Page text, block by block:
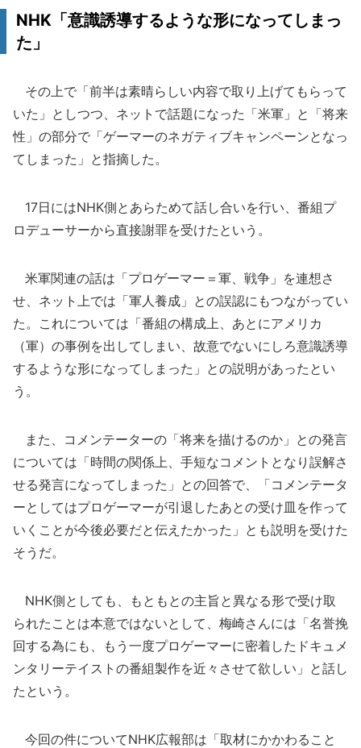
NHK「意識誘導するような形になってしまっ
た」
その上で「前半は素晴らしい内容で取り上げてもらって
いた」としつつ、ネットで話題になった「米軍」と「将来
性」の部分で「ゲーマーのネガティブキャンペーンとなっ
てしまった」と指摘した。
17日にはNHK側とあらためて話し合いを行い、番組プ
ロデューサーから直接謝罪を受けたという。
米軍関連の話は「プロゲーマー＝軍、戦争」を連想さ
せ、ネット上では「軍人養成」との誤認にもつながってい
た。これについては「番組の構成上、あとにアメリカ
（軍）の事例を出してしまい、故意でないにしろ意識誘導
するような形になってしまった」との説明があったとい
う。
また、コメンテーターの「将来を描けるのか」との発言
については「時間の関係上、手短なコメントとなり誤解さ
せる発言になってしまった」との回答で、「コメンテータ
ーとしてはプロゲーマーが引退したあとの受け皿を作って
いくことが今後必要だと伝えたかった」とも説明を受けた
そうだ。
NHK側としても、もともとの主旨と異なる形で受け取
られたことは本意ではないとして、梅崎さんには「名誉挽
回する為にも、もう一度プロゲーマーに密着したドキュメ
ンタリーテイストの番組製作を近々させて欲しい」と話し
たという。
今回の件についてNHK広報部は「取材にかかわること